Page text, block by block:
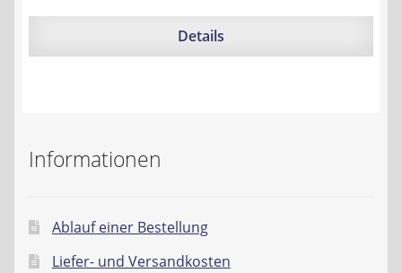
war:
ist:
Details
Informationen
Ablauf einer Bestellung
Liefer- und Versandkosten